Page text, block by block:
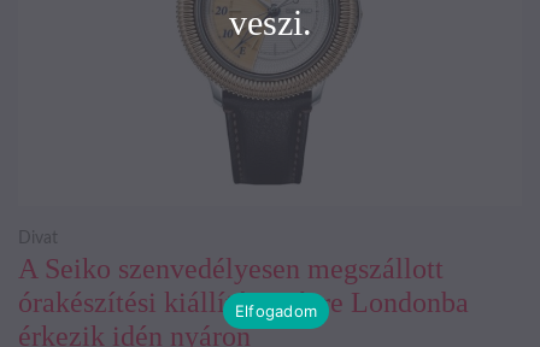
A Seiko szenvedélyesen megszállott
órakészítési kiállítása végre Londonba
érkezik idén nyáron
Divat
veszi.
Elfogadom